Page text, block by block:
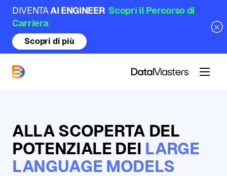
DIVENTAAI ENGINEER Scopri il Percorso di
Carriera
Scopri di più
ALLA SCOPERTA DEL
POTENZIALE DEI LARGE
LANGUAGE MODELS